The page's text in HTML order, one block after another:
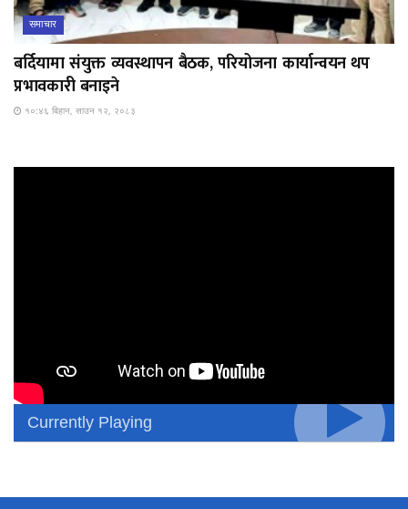
समाचार
बर्दियामा संयुक्त व्यवस्थापन बैठक, परियोजना कार्यान्वयन थप
प्रभावकारी बनाइने
१०:४६ बिहान, साउन १२, २०८३
Currently Playing